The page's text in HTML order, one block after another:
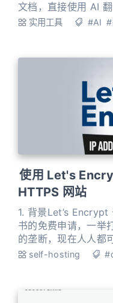
文档，直接使用 AI
开源神器
求以原样原格式呈现
众多商业产品相媲美
实用工具 #AI
使用 Let's
HTTPS 网站
1. 背景Let’s
书的免费申请，一举
的垄断，现在人人都
HTTPS 网站了。 由
Manager 等。 本文
self-hosting